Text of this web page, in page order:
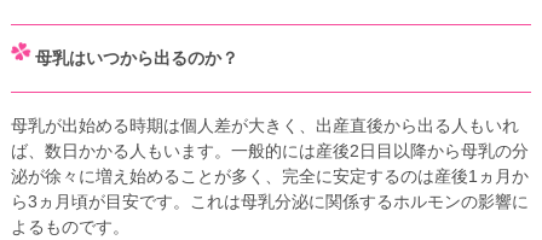
母乳はいつから出るのか？
母乳が出始める時期は個人差が大きく、出産直後から出る人もいれ
ば、数日かかる人もいます。一般的には産後2日目以降から母乳の分
泌が徐々に増え始めることが多く、完全に安定するのは産後1ヵ月か
ら3ヵ月頃が目安です。これは母乳分泌に関係するホルモンの影響に
よるものです。